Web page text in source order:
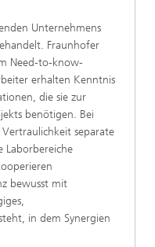
Unternehmens
Fraunhofer
Need-to-know-
erhalten Kenntnis
die sie zur
benötigen. Bei
separate
Laborbereiche
bewusst mit
in dem Synergien